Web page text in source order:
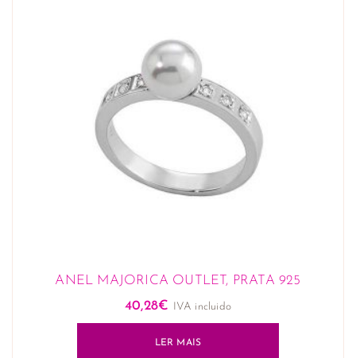
ANEL MAJORICA OUTLET, PRATA 925
40,28€ IVA incluido
LER MAIS